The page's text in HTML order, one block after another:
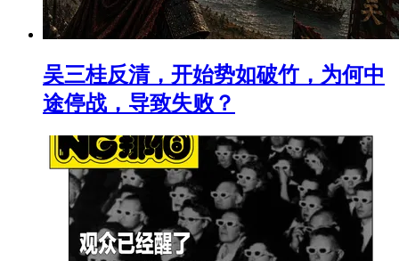
吴三桂反清，开始势如破竹，为何中
途停战，导致失败？